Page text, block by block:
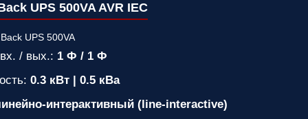
UPS 500VA AVR IEC
/ вых.: 1 Ф / 1 Ф
0.3 кВт | 0.5 кВа
интерактивный (line-interactive)